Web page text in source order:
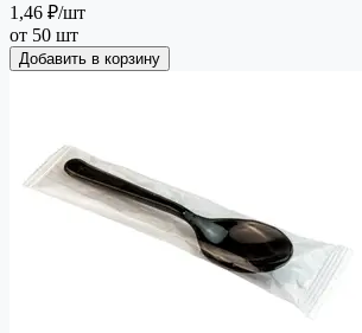
1,46 ₽/шт
от 50 шт
Добавить в корзину